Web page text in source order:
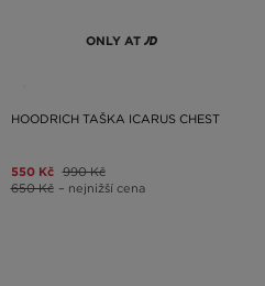
ONLY AT
HOODRICH TAŠKA ICARUS CHEST
550 Kč 990 Kč
650 Kč – nejnižší cena